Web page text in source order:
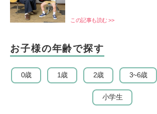
この記事も読む >>
お子様の年齢で探す
0歳 1歳 2歳 3~6歳
小学生